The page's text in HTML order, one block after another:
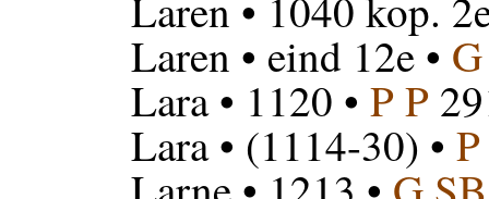
Laren • eind 12e •
Lara• 1120 • P P
Lara• (1114-30) •